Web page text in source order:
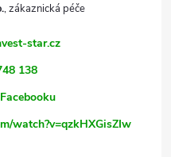
star.cz
138
watch?v=qzkHXGisZIw